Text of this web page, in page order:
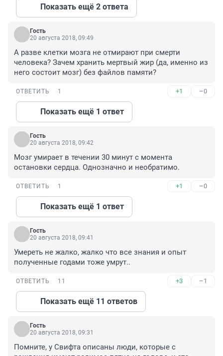
Показать ещё 2 ответа
Гость
20 августа 2018, 09:49
А разве клетки мозга не отмирают при смерти
человека? Зачем хранить мертвый жир (да, именно из
него состоит мозг) без файлов памяти?
ОТВЕТИТЬ 1 +1 –0
Показать ещё 1 ответ
Гость
20 августа 2018, 09:42
Мозг умирает в течении 30 минут с момента
остановки сердца. Однозначно и необратимо.
ОТВЕТИТЬ 1 +1 –0
Показать ещё 1 ответ
Гость
20 августа 2018, 09:41
Умереть не жалко, жалко что все знания и опыт
полученные годами тоже умрут..
ОТВЕТИТЬ 11 +3 –1
Показать ещё 11 ответов
Гость
20 августа 2018, 09:31
Помните, у Свифта описаны люди, которые с